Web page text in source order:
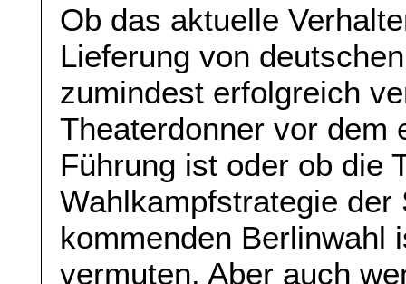
Ob das aktuelle
Lieferung von
zumindest erfolgreich
Theaterdonner vor dem
Führung ist oder ob die
Wahlkampfstrategie der
kommenden Berlinwahl
vermuten. Aber auch